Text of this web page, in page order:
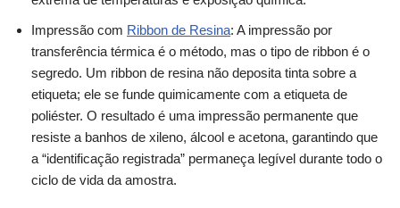
Impressão com Ribbon de Resina: A impressão por
transferência térmica é o método, mas o tipo de ribbon é o
segredo. Um ribbon de resina não deposita tinta sobre a
etiqueta; ele se funde quimicamente com a etiqueta de
poliéster. O resultado é uma impressão permanente que
resiste a banhos de xileno, álcool e acetona, garantindo que
a “identificação registrada” permaneça legível durante todo o
ciclo de vida da amostra.